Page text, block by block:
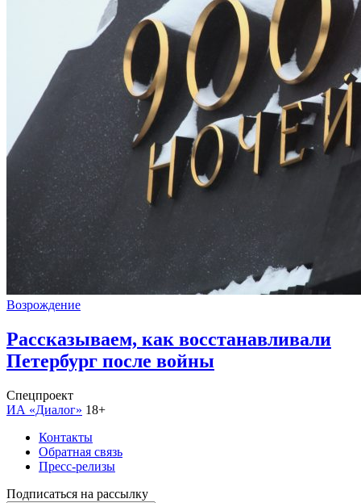
Возрождение
Рассказываем, как восстанавливали
Петербург после войны
Спецпроект
ИА «Диалог» 18+
Контакты
Обратная связь
Пресс-релизы
Подписаться на рассылку